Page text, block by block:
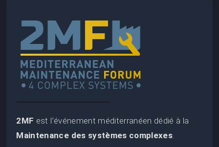
2MF est l’événement méditerranéen dédié à la
Maintenance des systèmes complexes.